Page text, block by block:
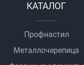
КАТАЛОГ
Профнастил
Металлочерепица